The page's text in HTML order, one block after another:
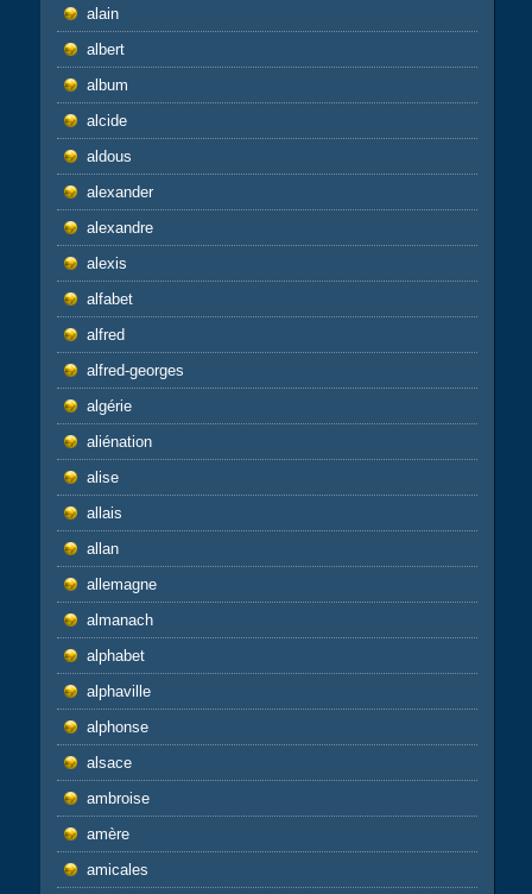
alain
albert
album
alcide
aldous
alexander
alexandre
alexis
alfabet
alfred
alfred-georges
algérie
aliénation
alise
allais
allan
allemagne
almanach
alphabet
alphaville
alphonse
alsace
ambroise
amère
amicales